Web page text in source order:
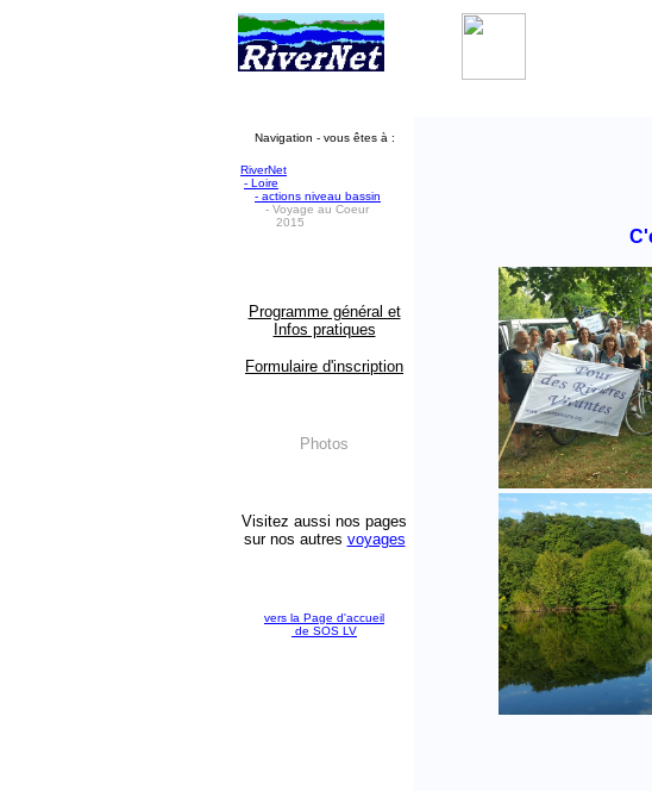
Navigation - vous êtes à :
RiverNet
- Loire
- actions niveau bassin
- Voyage au Coeur
2015
Programme général et
Infos pratiques
Formulaire d'inscription
Photos
Visitez aussi nos pages
sur nos autres voyages
vers la Page d'accueil
de SOS LV